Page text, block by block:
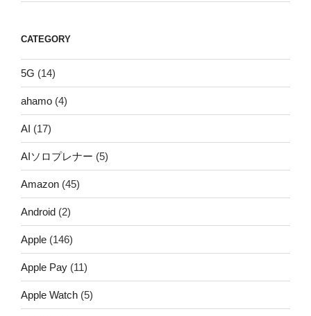
CATEGORY
5G (14)
ahamo (4)
AI (17)
AIソロプレナー (5)
Amazon (45)
Android (2)
Apple (146)
Apple Pay (11)
Apple Watch (5)